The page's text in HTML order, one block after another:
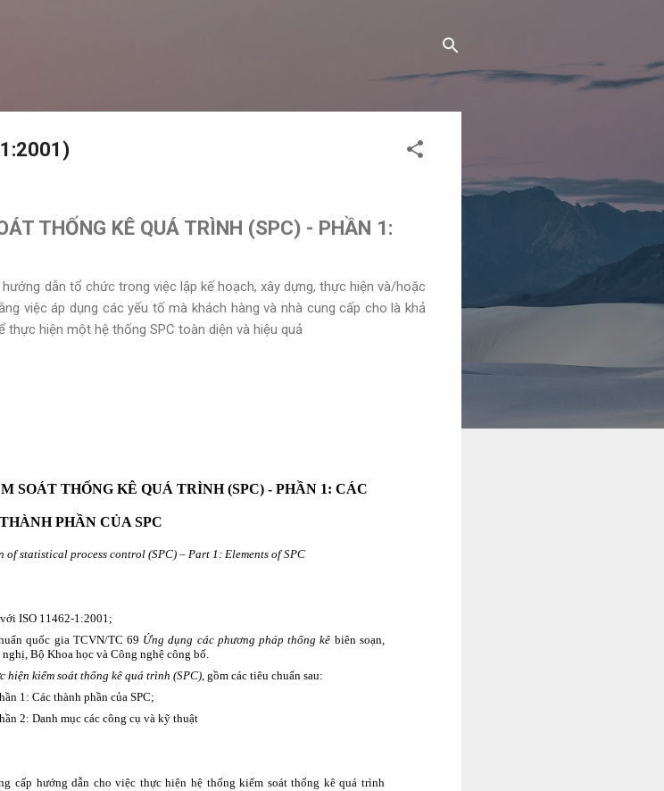
THỐNG KÊ QUÁ TRÌNH (SPC) - PHẦN 1:
dẫn tổ chức trong việc lập kế hoạch, xây dựng, thực hiện và/hoặc
việc áp dụng các yếu tố mà khách hàng và nhà cung cấp cho là khả
hiện một hệ thống SPC toàn diện và hiệu quả